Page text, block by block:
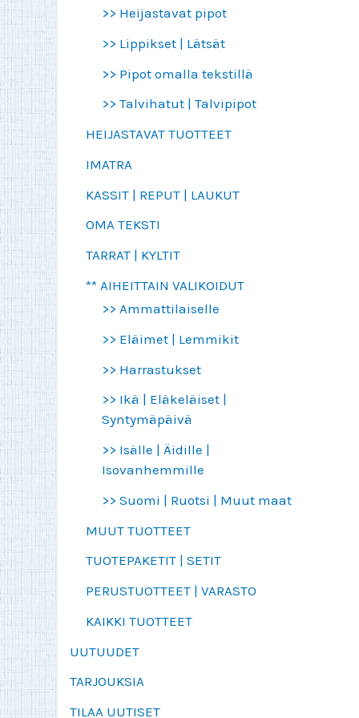
>> Heijastavat pipot
>> Lippikset | Lätsät
>> Pipot omalla tekstillä
>> Talvihatut | Talvipipot
HEIJASTAVAT TUOTTEET
IMATRA
KASSIT | REPUT | LAUKUT
OMA TEKSTI
TARRAT | KYLTIT
** AIHEITTAIN VALIKOIDUT
>> Ammattilaiselle
>> Eläimet | Lemmikit
>> Harrastukset
>> Ikä | Eläkeläiset |
Syntymäpäivä
>> Isälle | Äidille |
Isovanhemmille
>> Suomi | Ruotsi | Muut maat
MUUT TUOTTEET
TUOTEPAKETIT | SETIT
PERUSTUOTTEET | VARASTO
KAIKKI TUOTTEET
UUTUUDET
TARJOUKSIA
TILAA UUTISET